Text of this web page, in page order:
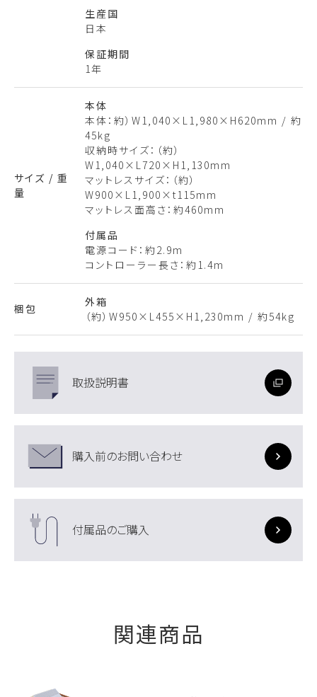
生産国
日本
保証期間
1年
サイズ / 重
量
本体
本体：約）W1,040×L1,980×H620mm / 約
45kg
収納時サイズ：（約）
W1,040×L720×H1,130mm
マットレスサイズ：（約）
W900×L1,900×t115mm
マットレス面高さ：約460mm
付属品
電源コード：約2.9m
コントローラー長さ：約1.4m
梱包
外箱
（約）W950×L455×H1,230mm / 約54kg
取扱説明書
購入前のお問い合わせ
付属品のご購入
関連商品